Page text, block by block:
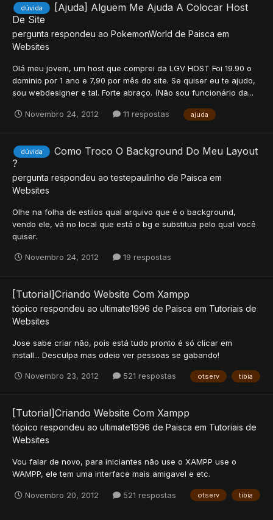
dúvida
[Ajuda] Alguem Me Ajuda A Colocar Host
De Site
pergunta respondeu ao PokemonWorld de Paisca em
Websites
Olá meu jovem, um host que comprei da LGV HOST Foi 19.90 o
dominio por 1 ano e 7,90 por mês do site. Se quiser eu te ajudo,
sou webdesigner e tal. Forte abraço. (Não sou funcionário da...
Novembro 24, 2012 11 respostas ajuda
dúvida
Como Troco O Background Do Meu Layout
?
pergunta respondeu aotestepaulinho de Paisca em
Websites
Olhe na folha de estilos qual arquivo que é o background,
vendo ele, vá no local que está o bg e substitua pelo qual você
quiser.
Novembro 24, 2012 19 respostas
[Tutorial]Criando Website Com Xampp
tópico respondeu ao ultimate1996 de Paisca em Tutoriais de
Websites
Jose sabe criar não, pois está tudo pronto é só clicar em
install... Desculpa mas odeio ver pessoas se gabando!
Novembro 23, 2012 521 respostas otserv tibia
[Tutorial]Criando Website Com Xampp
tópico respondeu ao ultimate1996 de Paisca em Tutoriais de
Websites
Vou falar de novo, para iniciantes não use o XAMPP use o
WAMPP, ele tem uma interface mais amigavel e etc.
Novembro 20, 2012 521 respostas otserv tibia